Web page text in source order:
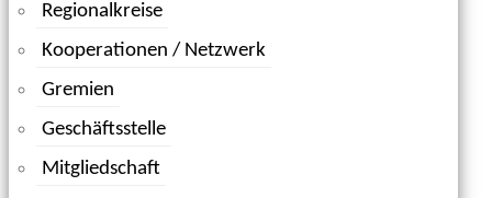
Regionalkreise
Kooperationen / Netzwerk
Gremien
Geschäftsstelle
Mitgliedschaft